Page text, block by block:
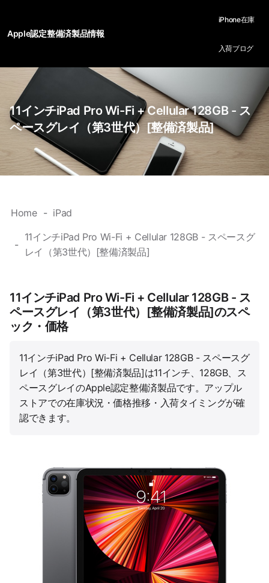
Apple認定整備済製品情報
iPhone在庫
入荷ブログ
11インチiPad Pro Wi-Fi + Cellular 128GB - ス
ペースグレイ（第3世代）[整備済製品]
Home iPad
11インチiPad Pro Wi-Fi + Cellular 128GB - スペースグ
レイ（第3世代）[整備済製品]
11インチiPad Pro Wi-Fi + Cellular 128GB - ス
ペースグレイ（第3世代）[整備済製品]のスペ
ック・価格
11インチiPad Pro Wi-Fi + Cellular 128GB - スペースグ
レイ（第3世代）[整備済製品]は11インチ、128GB、ス
ペースグレイのApple認定整備済製品です。アップル
ストアでの在庫状況・価格推移・入荷タイミングが確
認できます。